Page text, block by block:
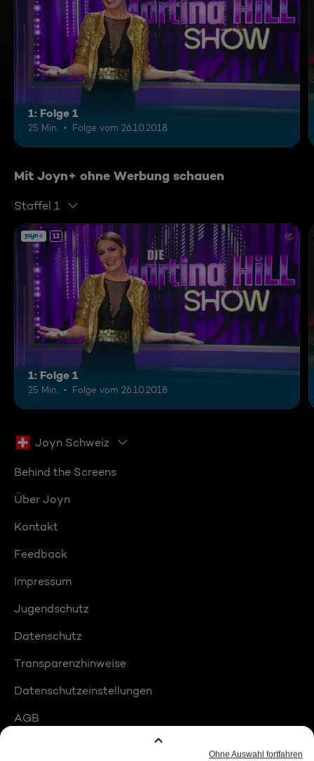
1: Folge 1
25 Min. Folge vom 26.10.2018
Mit Joyn+ ohne Werbung schauen
Staffel 1
12
1: Folge 1
25 Min. Folge vom 26.10.2018
Joyn Schweiz
Behind the Screens
Über Joyn
Kontakt
Feedback
Impressum
Jugendschutz
Datenschutz
Transparenzhinweise
Datenschutzeinstellungen
AGB